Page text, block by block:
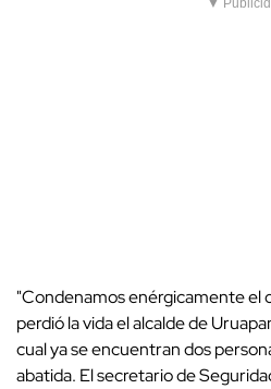
▼
"Condenamos enérgicamente el
perdió la vida el alcalde de
cual ya se encuentran dos
abatida. El secretario de